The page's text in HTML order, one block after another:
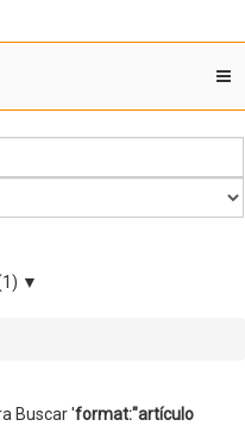
Buscar 'format:"artículo